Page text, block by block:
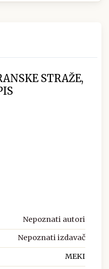
STRAŽE,
Nepoznati autori
Nepoznati izdavač
MEKI